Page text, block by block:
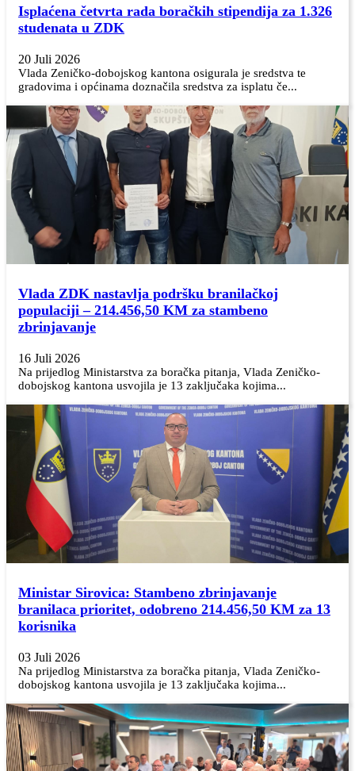
Isplaćena četvrta rada boračkih stipendija za 1.326
studenata u ZDK
20 Juli 2026
Vlada Zeničko-dobojskog kantona osigurala je sredstva te
gradovima i općinama doznačila sredstva za isplatu če...
Vlada ZDK nastavlja podršku branilačkoj
populaciji – 214.456,50 KM za stambeno
zbrinjavanje
16 Juli 2026
Na prijedlog Ministarstva za boračka pitanja, Vlada Zeničko-
dobojskog kantona usvojila je 13 zaključaka kojima...
Ministar Sirovica: Stambeno zbrinjavanje
branilaca prioritet, odobreno 214.456,50 KM za 13
korisnika
03 Juli 2026
Na prijedlog Ministarstva za boračka pitanja, Vlada Zeničko-
dobojskog kantona usvojila je 13 zaključaka kojima...